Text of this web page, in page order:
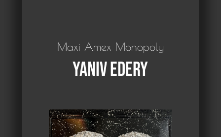
Maxi Amex Monopoly
Yaniv Edery